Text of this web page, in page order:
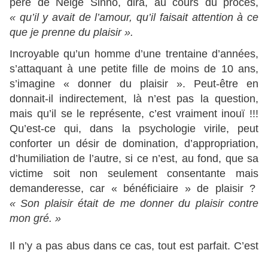
père de Neige Sinno, dira, au cours du procès,
« qu’il y avait de l’amour, qu’il faisait attention à ce
que je prenne du plaisir ».
Incroyable qu’un homme d’une trentaine d’années,
s’attaquant à une petite fille de moins de 10 ans,
s’imagine « donner du plaisir ». Peut-être en
donnait-il indirectement, là n’est pas la question,
mais qu’il se le représente, c’est vraiment inouï !!!
Qu’est-ce qui, dans la psychologie virile, peut
conforter un désir de domination, d’appropriation,
d’humiliation de l’autre, si ce n’est, au fond, que sa
victime soit non seulement consentante mais
demanderesse, car « bénéficiaire » de plaisir ?
« Son plaisir était de me donner du plaisir contre
mon gré. »
Il n’y a pas abus dans ce cas, tout est parfait. C’est